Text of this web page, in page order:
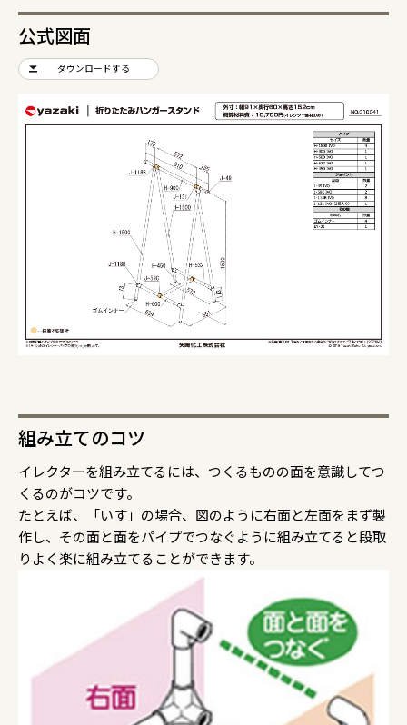
公式図面
ダウンロードする
組み立てのコツ
イレクターを組み立てるには、つくるものの面を意識してつ
くるのがコツです。
たとえば、「いす」の場合、図のように右面と左面をまず製
作し、その面と面をパイプでつなぐように組み立てると段取
りよく楽に組み立てることができます。